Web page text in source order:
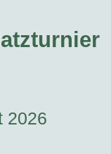
2026